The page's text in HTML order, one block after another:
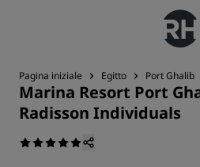
Pagina iniziale Egitto Port Ghalib
Marina Resort Port
Radisson Individuals